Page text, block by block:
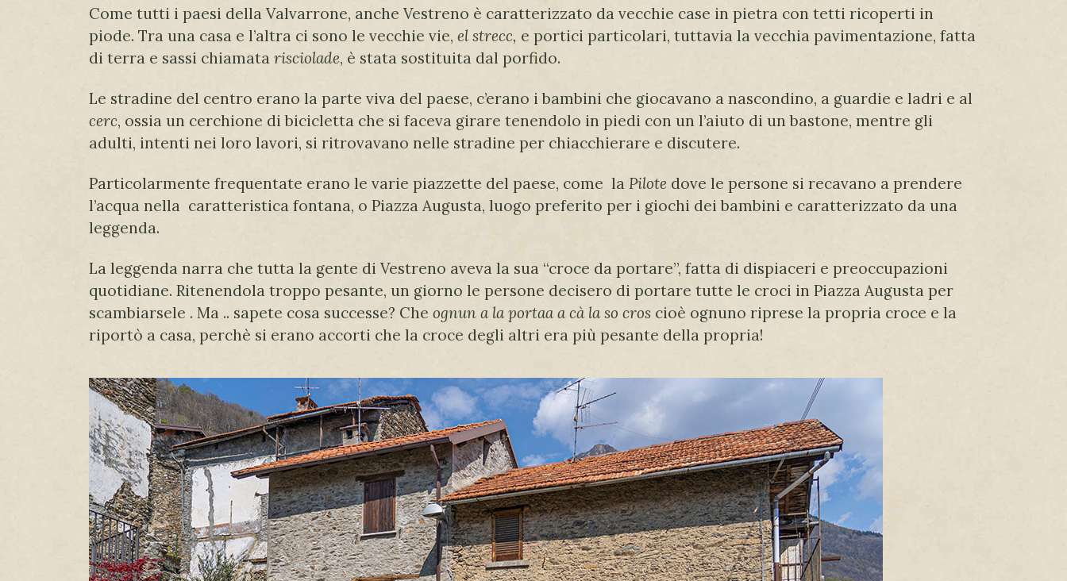
Come tutti i paesi della Valvarrone, anche Vestreno è caratterizzato da vecchie case in pietra con tetti ricoperti in
piode. Tra una casa e l’altra ci sono le vecchie vie, el strecc, e portici particolari, tuttavia la vecchia pavimentazione, fatta
di terra e sassi chiamata risciolade, è stata sostituita dal porfido.
Le stradine del centro erano la parte viva del paese, c’erano i bambini che giocavano a nascondino, a guardie e ladri e al
cerc, ossia un cerchione di bicicletta che si faceva girare tenendolo in piedi con un l’aiuto di un bastone, mentre gli
adulti, intenti nei loro lavori, si ritrovavano nelle stradine per chiacchierare e discutere.
Particolarmente frequentate erano le varie piazzette del paese, come la Pilote dove le persone si recavano a prendere
l’acqua nella caratteristica fontana, o Piazza Augusta, luogo preferito per i giochi dei bambini e caratterizzato da una
leggenda.
La leggenda narra che tutta la gente di Vestreno aveva la sua “croce da portare”, fatta di dispiaceri e preoccupazioni
quotidiane. Ritenendola troppo pesante, un giorno le persone decisero di portare tutte le croci in Piazza Augusta per
scambiarsele . Ma .. sapete cosa successe? Che ognun a la portaa a cà la so cros cioè ognuno riprese la propria croce e la
riportò a casa, perchè si erano accorti che la croce degli altri era più pesante della propria!